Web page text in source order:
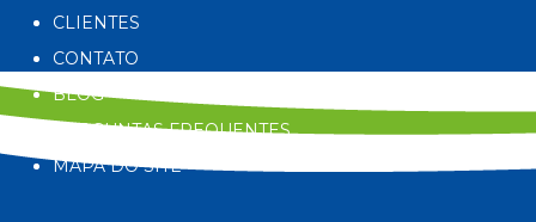
CLIENTES
CONTATO
BLOG
PERGUNTAS FREQUENTES
MAPA DO SITE